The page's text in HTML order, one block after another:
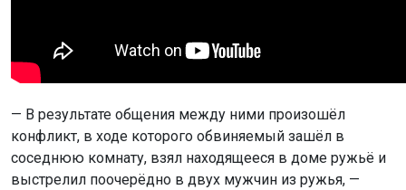
— В результате общения между ними произошёл
конфликт, в ходе которого обвиняемый зашёл в
соседнюю комнату, взял находящееся в доме ружьё и
выстрелил поочерёдно в двух мужчин из ружья, —